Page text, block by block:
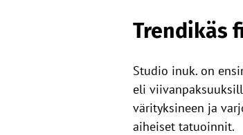
Trendikäs
Studio inuk. on
eli
värityksineen ja
aiheiset tatuoinnit.